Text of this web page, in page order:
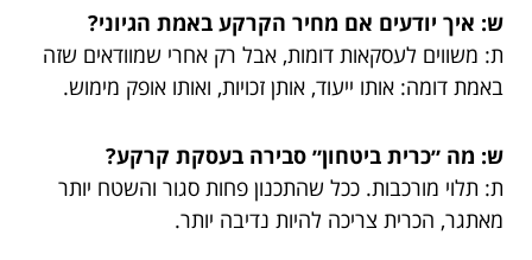
ש: איך יודעים אם מחיר הקרקע באמת הגיוני?
ת: משווים לעסקאות דומות, אבל רק אחרי שמוודאים שזה
באמת דומה: אותו ייעוד, אותן זכויות, ואותו אופק מימוש.
ש: מה ״כרית ביטחון״ סבירה בעסקת קרקע?
ת: תלוי מורכבות. ככל שהתכנון פחות סגור והשטח יותר
מאתגר, הכרית צריכה להיות נדיבה יותר.